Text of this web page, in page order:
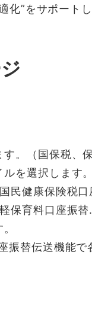
”をサポートし
。（国保税、
を選択します。
民健康保険税
保育料口座振
振替伝送機能で